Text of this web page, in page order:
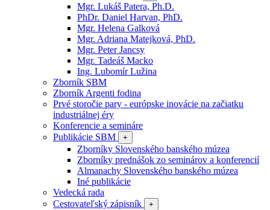
Mgr. Lukáš Patera, Ph.D.
PhDr. Daniel Harvan, PhD.
Mgr. Helena Galková
Mgr. Adriana Matejková, PhD.
Mgr. Peter Jancsy
Mgr. Tadeáš Macko
Ing. Lubomír Lužina
Zborník SBM
Zborník Argenti fodina
Prvé storočie pary - európske inovácie na začiatku
industriálnej éry
Konferencie a semináre
Publikácie SBM
+
Zborníky Slovenského banského múzea
Zborníky prednášok zo seminárov a konferencií
Almanachy Slovenského banského múzea
Iné publikácie
Vedecká rada
Cestovateľský zápisník
+